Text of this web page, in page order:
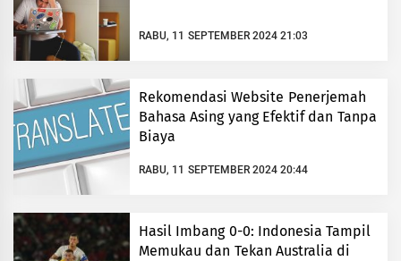
RABU, 11 SEPTEMBER 2024 21:03
Rekomendasi Website Penerjemah
Bahasa Asing yang Efektif dan Tanpa
Biaya
RABU, 11 SEPTEMBER 2024 20:44
Hasil Imbang 0-0: Indonesia Tampil
Memukau dan Tekan Australia di